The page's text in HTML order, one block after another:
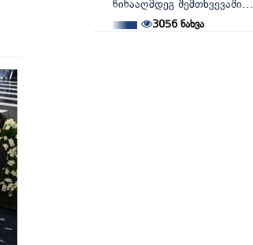
წინააღმდეგ შემთხვევაში...
3056ნახვა